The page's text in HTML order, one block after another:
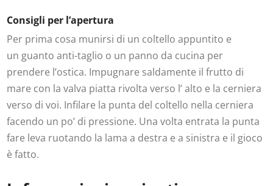
Consigli per l’apertura
Per prima cosa munirsi di un coltello appuntito e
un guanto anti-taglio o un panno da cucina per
prendere l’ostica. Impugnare saldamente il frutto di
mare con la valva piatta rivolta verso l’ alto e la cerniera
verso di voi. Infilare la punta del coltello nella cerniera
facendo un po’ di pressione. Una volta entrata la punta
fare leva ruotando la lama a destra e a sinistra e il gioco
è fatto.